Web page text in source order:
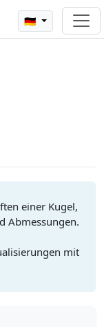
🇩🇪
einer Kugel,
Abmessungen.
mit